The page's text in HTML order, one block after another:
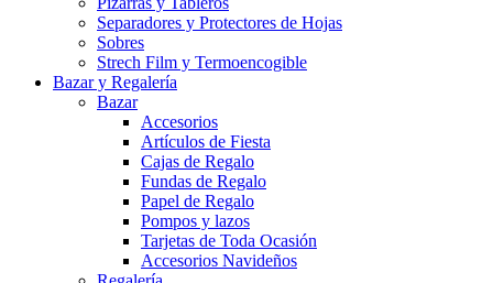
Separadores y Protectores de Hojas
Sobres
Strech Film y Termoencogible
Bazar y Regalería
Bazar
Accesorios
Artículos de Fiesta
Cajas de Regalo
Fundas de Regalo
Papel de Regalo
Pompos y lazos
Tarjetas de Toda Ocasión
Accesorios Navideños